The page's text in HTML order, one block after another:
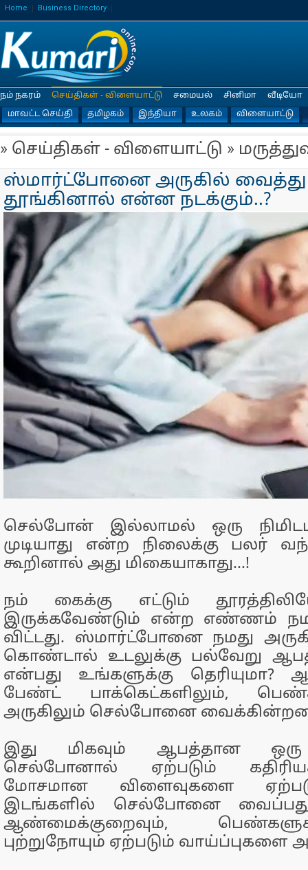
Home Business Directory
நம் நகரம்
செய்திகள் - விளையாட்டு
மாவட்ட செய்தி
தமிழகம் இந்தியா உலகம் விளையாட்டு
சமையல் சினிமா வீடியோ
» செய்திகள் - விளையாட்டு »
ஸ்மார்ட்போனை அருகில்
தூங்கினால் என்ன நடக்கும்..?
செல்போன் இல்லாமல் ஒரு
முடியாது என்ற நிலைக்கு பலர்
கூறினால் அது மிகையாகாது...!
நம் கைக்கு எட்டும்
இருக்கவேண்டும் என்ற எண்ணம்
விட்டது. ஸ்மார்ட்போனை நமது
கொண்டால் உடலுக்கு பல்வேறு
என்பது உங்களுக்கு
பேண்ட் பாக்கெட்களிலும்,
அருகிலும் செல்போனை
இது மிகவும் ஆபத்தான ஒரு
செல்போனால் ஏற்படும்
மோசமான விளைவுகளை
இடங்களில் செல்போனை
ஆண்மைக்குறைவும்,
புற்றுநோயும் ஏற்படும் வாய்ப்புகளை